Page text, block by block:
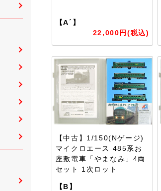
【A´】
22,000円(税込)
【中古】1/150(Nゲージ)
マイクロエース 485系お
座敷電車「やまなみ」4両
セット 1次ロット
【B】